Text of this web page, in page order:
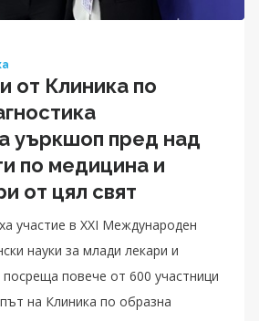
от Клиника по
уъркшоп пред над
по медицина и
от цял свят
участие в XXI Международен
науки за млади лекари и
повече от 600 участници
на Клиника по образна